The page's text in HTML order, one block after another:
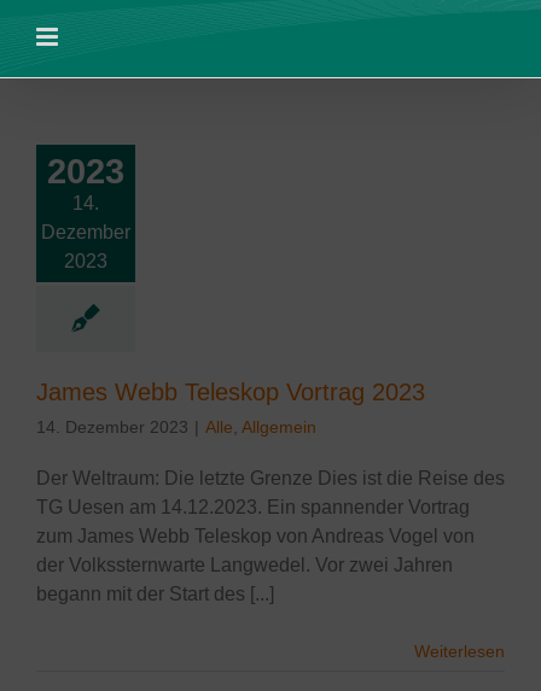
Inhalt
2023
14.
Dezember
2023
Webb
Vortrag
Allgemein
James Webb Teleskop Vortrag 2023
14. Dezember 2023 | Alle Allgemein
Der Weltraum: Die letzte Grenze Dies ist die Reise des
TG Uesen am 14.12.2023. Ein spannender Vortrag
zum James Webb Teleskop von Andreas Vogel von
der Volkssternwarte Langwedel. Vor zwei Jahren
begann mit der Start des [...]
Weiterlesen